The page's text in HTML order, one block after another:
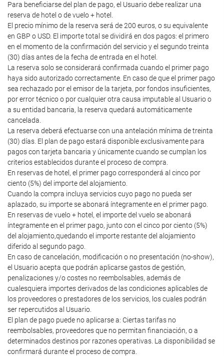
Para beneficiarse del plan de pago, el Usuario debe realizar una
reserva de hotel o de vuelo + hotel.
El precio mínimo de la reserva será de 200 euros, o su equivalente
en GBP o USD. El importe total se dividirá en dos pagos: el primero
en el momento de la confirmación del servicio y el segundo treinta
(30) días antes de la fecha de entrada en el hotel.
La reserva solo se considerará confirmada cuando el primer pago
haya sido autorizado correctamente. En caso de que el primer pago
sea rechazado por el emisor de la tarjeta, por fondos insuficientes,
por error técnico o por cualquier otra causa imputable al Usuario o
a su entidad bancaria, la reserva quedará automáticamente
cancelada.
La reserva deberá efectuarse con una antelación mínima de treinta
(30) días. El plan de pago estará disponible exclusivamente para
pagos con tarjeta bancaria y únicamente cuando se cumplan los
criterios establecidos durante el proceso de compra.
En reservas de hotel, el primer pago corresponderá al cinco por
ciento (5%) del importe del alojamiento.
Cuando la compra incluya servicios cuyo pago no pueda ser
aplazado, su importe se abonará íntegramente en el primer pago.
En reservas de vuelo + hotel, el importe del vuelo se abonará
íntegramente en el primer pago, junto con el cinco por ciento (5%)
del alojamiento,quedando el importe restante del alojamiento
diferido al segundo pago.
En caso de cancelación, modificación o no presentación (no-show),
el Usuario acepta que podrán aplicarse gastos de gestión,
penalizaciones y/o costes no reembolsables, además de
cualesquiera importes derivados de las condiciones aplicables de
los proveedores o prestadores de los servicios, los cuales podrán
ser repercutidos al Usuario.
El plan de pago puede no aplicarse a: Ciertas tarifas no
reembolsables, proveedores que no permitan financiación, o a
determinados destinos por razones operativas. La disponibilidad se
confirmará durante el proceso de compra.